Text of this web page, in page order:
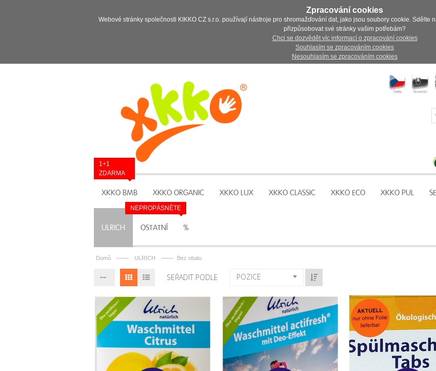
Zpracování cookies
Webové stránky společnosti KIKKO CZ s.r.o. používají nástroje pro shromažďování dat, jako jsou soubory cookie. Sdělte
přizpůsobovat své stránky vašim potřebám?
Chci se dozvědět víc informací o zpracování cookies
Souhlasím se zpracováním cookies
Nesouhlasím se zpracováním cookies
XKKO BMB
1+1
ZDARMA
XKKO ORGANIC XKKO LUX XKKO CLASSIC XKKO ECO XKKO PUL
ULRICH OSTATNÍ %
NEPROPÁSNĚTE
Domů —— ULRICH —— Bez obalu
SEŘADIT PODLE POZICE